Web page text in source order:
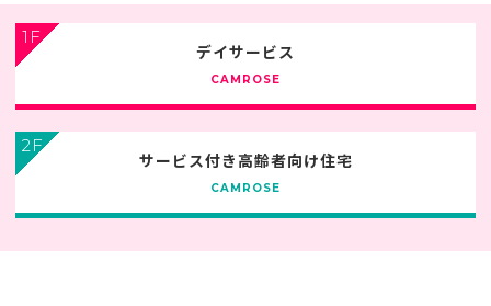
1F
デイサービス
CAMROSE
2F
サービス付き高齢者向け住宅
CAMROSE